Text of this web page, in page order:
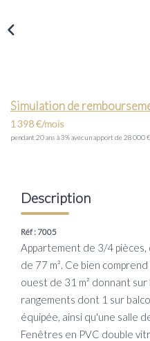
Nos
Nous
Simulation de
1 398 €/mois
pendant 20 ans à 3% avec un apport de 28 000 €
Description
Réf : 7005
Appartement de 3/4
de 77 m². Ce bien
ouest de 31 m² donnant
rangements dont 1 sur
équipée, ainsi qu'une salle
Fenêtres en PVC double